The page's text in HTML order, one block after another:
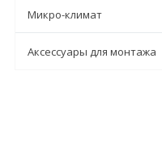
Микро-климат
Аксессуары для монтажа